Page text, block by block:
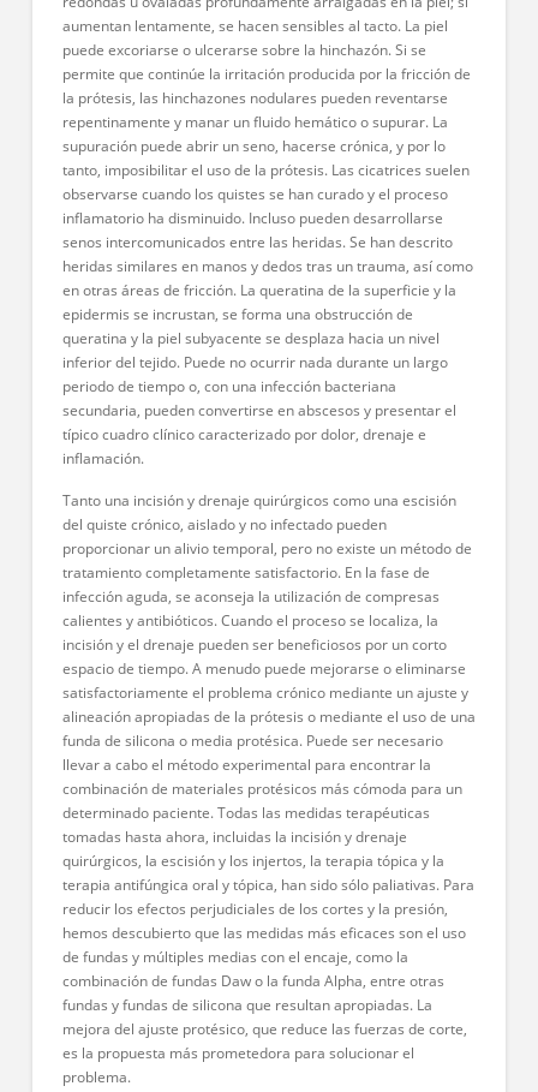
aumentan lentamente, se hacen sensibles al tacto. La piel
puede excoriarse o ulcerarse sobre la hinchazón. Si se
permite que continúe la irritación producida por la fricción de
la prótesis, las hinchazones nodulares pueden reventarse
repentinamente y manar un fluido hemático o supurar. La
supuración puede abrir un seno, hacerse crónica, y por lo
tanto, imposibilitar el uso de la prótesis. Las cicatrices suelen
observarse cuando los quistes se han curado y el proceso
inflamatorio ha disminuido. Incluso pueden desarrollarse
senos intercomunicados entre las heridas. Se han descrito
heridas similares en manos y dedos tras un trauma, así como
en otras áreas de fricción. La queratina de la superficie y la
epidermis se incrustan, se forma una obstrucción de
queratina y la piel subyacente se desplaza hacia un nivel
inferior del tejido. Puede no ocurrir nada durante un largo
periodo de tiempo o, con una infección bacteriana
secundaria, pueden convertirse en abscesos y presentar el
típico cuadro clínico caracterizado por dolor, drenaje e
inflamación.
Tanto una incisión y drenaje quirúrgicos como una escisión
del quiste crónico, aislado y no infectado pueden
proporcionar un alivio temporal, pero no existe un método de
tratamiento completamente satisfactorio. En la fase de
infección aguda, se aconseja la utilización de compresas
calientes y antibióticos. Cuando el proceso se localiza, la
incisión y el drenaje pueden ser beneficiosos por un corto
espacio de tiempo. A menudo puede mejorarse o eliminarse
satisfactoriamente el problema crónico mediante un ajuste y
alineación apropiadas de la prótesis o mediante el uso de una
funda de silicona o media protésica. Puede ser necesario
llevar a cabo el método experimental para encontrar la
combinación de materiales protésicos más cómoda para un
determinado paciente. Todas las medidas terapéuticas
tomadas hasta ahora, incluidas la incisión y drenaje
quirúrgicos, la escisión y los injertos, la terapia tópica y la
terapia antifúngica oral y tópica, han sido sólo paliativas. Para
reducir los efectos perjudiciales de los cortes y la presión,
hemos descubierto que las medidas más eficaces son el uso
de fundas y múltiples medias con el encaje, como la
combinación de fundas Daw o la funda Alpha, entre otras
fundas y fundas de silicona que resultan apropiadas. La
mejora del ajuste protésico, que reduce las fuerzas de corte,
es la propuesta más prometedora para solucionar el
problema.